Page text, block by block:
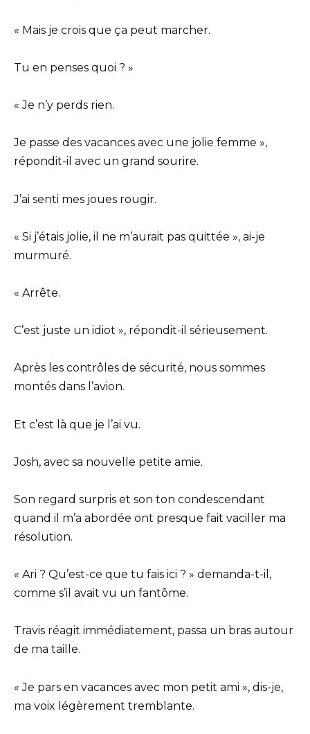
« Mais je crois que ça peut marcher.
Tu en penses quoi ? »
« Je n’y perds rien.
Je passe des vacances avec une jolie femme »,
répondit-il avec un grand sourire.
J’ai senti mes joues rougir.
« Si j’étais jolie, il ne m’aurait pas quittée », ai-je
murmuré.
« Arrête.
C’est juste un idiot », répondit-il sérieusement.
Après les contrôles de sécurité, nous sommes
montés dans l’avion.
Et c’est là que je l’ai vu.
Josh, avec sa nouvelle petite amie.
Son regard surpris et son ton condescendant
quand il m’a abordée ont presque fait vaciller ma
résolution.
« Ari ? Qu’est-ce que tu fais ici ? » demanda-t-il,
comme s’il avait vu un fantôme.
Travis réagit immédiatement, passa un bras autour
de ma taille.
« Je pars en vacances avec mon petit ami », dis-je,
ma voix légèrement tremblante.